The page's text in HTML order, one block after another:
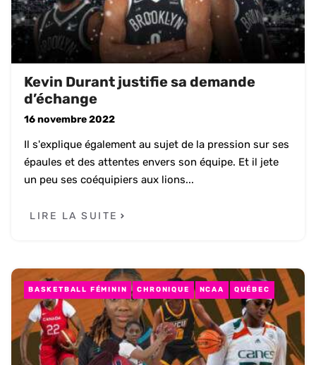
Kevin Durant justifie sa demande
d’échange
16 novembre 2022
Il s'explique également au sujet de la pression sur ses
épaules et des attentes envers son équipe. Et il jete
un peu ses coéquipiers aux lions...
LIRE LA SUITE
BASKETBALL FÉMININ CHRONIQUE NCAA QUÉBEC